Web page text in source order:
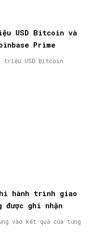
USD Bitcoin và
Prime
triệu USD Bitcoin
hành trình giao
ghi nhận
vào kết quả của từng